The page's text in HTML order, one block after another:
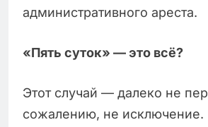
административного ареста.
«Пять суток» — это всё?
Этот случай — далеко не
сожалению, не исключение.